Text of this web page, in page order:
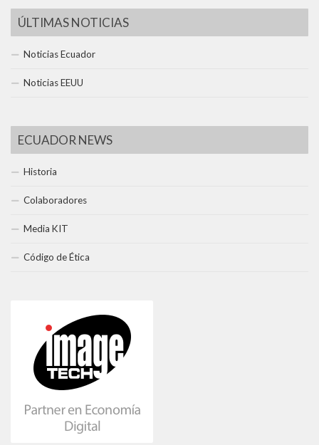
ÚLTIMAS NOTICIAS
Noticias Ecuador
Noticias EEUU
ECUADOR NEWS
Historia
Colaboradores
Media KIT
Código de Ética